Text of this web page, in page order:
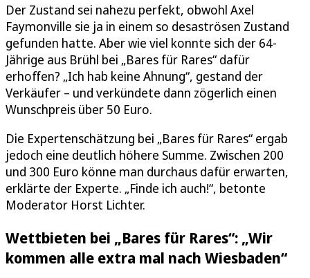
Der Zustand sei nahezu perfekt, obwohl Axel
Faymonville sie ja in einem so desaströsen Zustand
gefunden hatte. Aber wie viel konnte sich der 64-
Jährige aus Brühl bei „Bares für Rares“ dafür
erhoffen? „Ich hab keine Ahnung“, gestand der
Verkäufer – und verkündete dann zögerlich einen
Wunschpreis über 50 Euro.
Die Expertenschätzung bei „Bares für Rares“ ergab
jedoch eine deutlich höhere Summe. Zwischen 200
und 300 Euro könne man durchaus dafür erwarten,
erklärte der Experte. „Finde ich auch!“, betonte
Moderator Horst Lichter.
Wettbieten bei „Bares für Rares“: „Wir
kommen alle extra mal nach Wiesbaden“